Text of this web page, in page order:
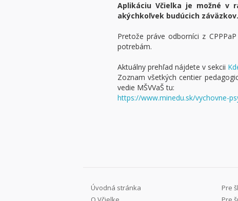
Aplikáciu Včielka je možné v
akýchkoľvek budúcich záväzkov.
Pretože práve odborníci z
potrebám.
Aktuálny prehľad nájdete v sekcii
Zoznam všetkých centier
vedie MŠVVaŠ tu:
https://www.minedu.sk/vychovne-
Úvodná stránka
Pre